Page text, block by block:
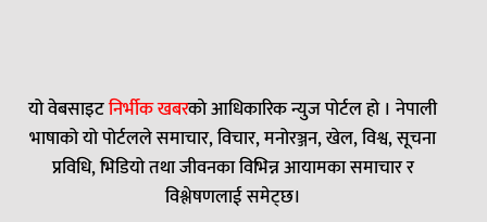
यो वेबसाइटनिर्भीक खबरकाे आधिकारिक न्युज पोर्टल हो । नेपाली
भाषाको यो पोर्टलले समाचार, विचार, मनोरञ्जन, खेल, विश्व, सूचना
प्रविधि, भिडियो तथा जीवनका विभिन्न आयामका समाचार र
विश्लेषणलाई समेट्छ।